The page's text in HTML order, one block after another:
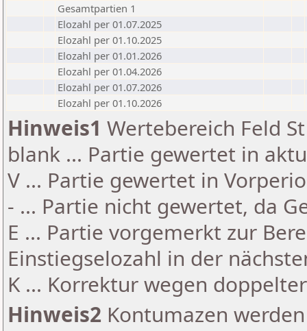
Gesamtpartien 1
Elozahl per 01.07.2025
Elozahl per 01.10.2025
Elozahl per 01.01.2026
Elozahl per 01.04.2026
Elozahl per 01.07.2026
Elozahl per 01.10.2026
Hinweis1 Wertebereich Feld
blank ... Partie gewertet in
V ... Partie gewertet in
- ... Partie nicht gewertet, da
E ... Partie vorgemerkt zur
Einstiegselozahl in der
K ... Korrektur wegen
Hinweis2 Kontumazen